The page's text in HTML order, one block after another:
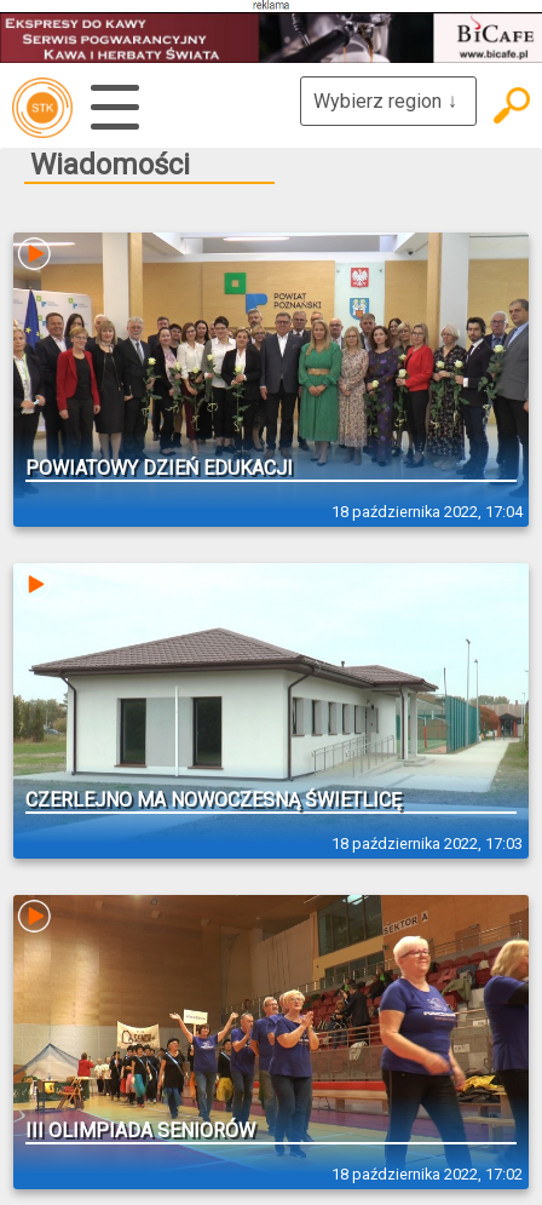
Wybierz region ↓
Wiadomości
18 października 2022, 17:04
POWIATOWY DZIEŃ EDUKACJI
18 października 2022, 17:03
CZERLEJNO MA NOWOCZESNĄ ŚWIETLICĘ
18 października 2022, 17:02
III OLIMPIADA SENIORÓW